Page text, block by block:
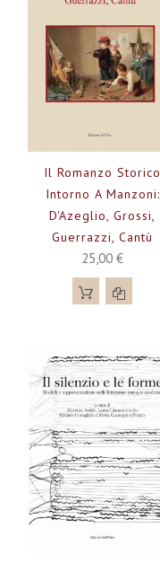
Il Romanzo Storico
Intorno A Manzoni:
D'Azeglio, Grossi,
Guerrazzi, Cantù
25,00 €